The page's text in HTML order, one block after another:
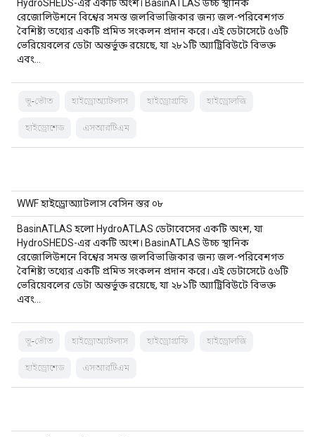
HydroSHEDS-এর একটি অংশ। BasinATLAS উচ্চ স্থানিক
রেজোলিউশনে বিশ্বের সমস্ত জলবিভাজিকার জন্য জল-পরিবেশগত
বৈশিষ্ট্য তথ্যের একটি প্রমিত সংকলন প্রদান করে। এই ডেটাসেটে ৫৬টি
ভেরিয়েবলের ডেটা অন্তর্ভুক্ত রয়েছে, যা ২৮১টি অ্যাট্রিবিউটে বিভক্ত
এবং…
ভূ-ভৌত হাইড্রোঅ্যাটলাস হাইড্রোগ্রাফি হাইড্রোলজি
হাইড্রোশেড এসআরটিএম
WWF হাইড্রোঅ্যাটলাস বেসিন স্তর ০৮
BasinATLAS হলো HydroATLAS ডেটাবেসের একটি অংশ, যা
HydroSHEDS-এর একটি অংশ। BasinATLAS উচ্চ স্থানিক
রেজোলিউশনে বিশ্বের সমস্ত জলবিভাজিকার জন্য জল-পরিবেশগত
বৈশিষ্ট্য তথ্যের একটি প্রমিত সংকলন প্রদান করে। এই ডেটাসেটে ৫৬টি
ভেরিয়েবলের ডেটা অন্তর্ভুক্ত রয়েছে, যা ২৮১টি অ্যাট্রিবিউটে বিভক্ত
এবং…
ভূ-ভৌত হাইড্রোঅ্যাটলাস হাইড্রোগ্রাফি হাইড্রোলজি
হাইড্রোশেড এসআরটিএম